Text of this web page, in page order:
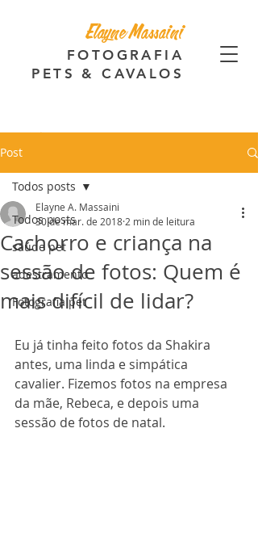
Elayne Massaini
FOTOGRAFIA
PETS & CAVALOS
Post
Todos posts
saúde pet
adestramento
Fotografia pet
Todos posts
Cachorro e criança na
sessão de fotos: Quem é
mais difícil de lidar?
Elayne A. Massaini
30 de mar. de 2018 2 min de leitura
Eu já tinha feito fotos da Shakira
antes, uma linda e simpática
cavalier. Fizemos fotos na empresa
da mãe, Rebeca, e depois uma
sessão de fotos de natal.